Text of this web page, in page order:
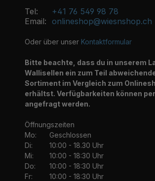
Tel:
+41 76 549 98 78
Email: onlineshop@wiesnshop.ch
Oder über unser Kontaktformular
Bitte beachte, dass du in unserem
Wallisellen ein zum Teil
Sortiment im Vergleich zum
erhältst. Verfügbarkeiten können
angefragt werden.
Öffnungszeiten
Mo:
Geschlossen
Di:
10:00 - 18.30 Uhr
Mi:
10:00 - 18:30 Uhr
Do:
10:00 - 18:30 Uhr
Fr:
10:00 - 18:30 Uhr